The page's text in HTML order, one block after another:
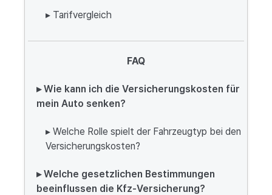
▸ Tarifvergleich
FAQ
▸ Wie kann ich die Versicherungskosten für
mein Auto senken?
▸ Welche Rolle spielt der Fahrzeugtyp bei den
Versicherungskosten?
▸ Welche gesetzlichen Bestimmungen
beeinflussen die Kfz-Versicherung?